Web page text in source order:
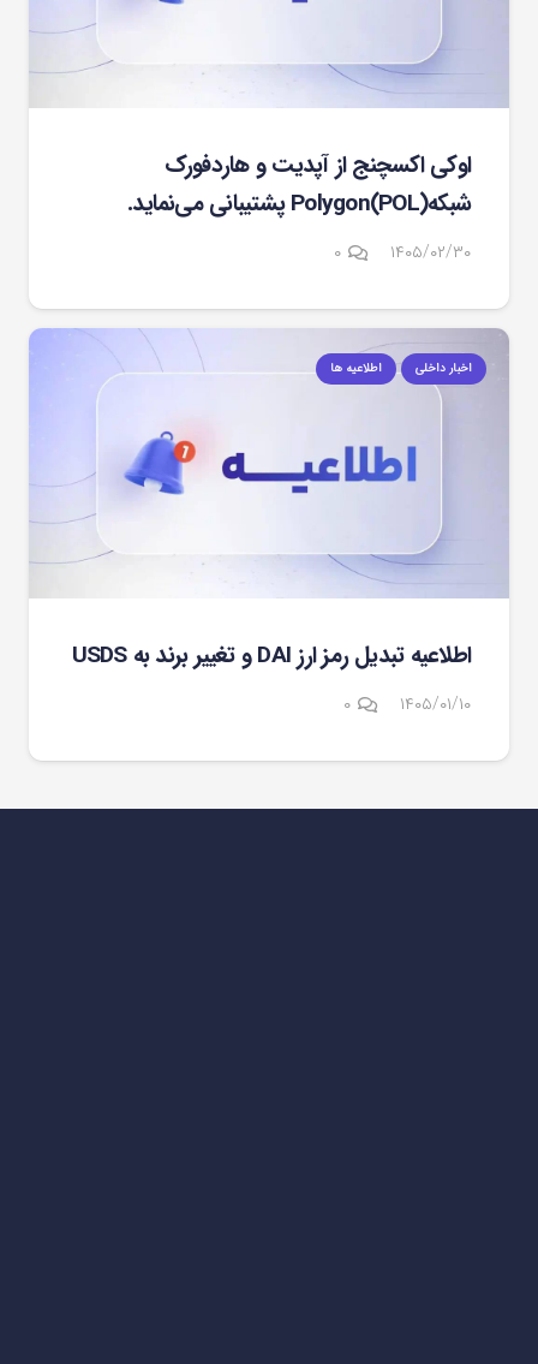
اوکی اکسچنج از آپدیت و هاردفورک
شبکهPolygon(POL) پشتیبانی می‌نماید.
۱۴۰۵/۰۲/۳۰ ۰
اخبار داخلی اطلاعیه ها
اطلاعیه تبدیل رمز ارز DAI و تغییر برند به USDS
۱۴۰۵/۰۱/۱۰ ۰